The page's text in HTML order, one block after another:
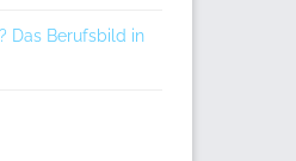
Das Berufsbild in